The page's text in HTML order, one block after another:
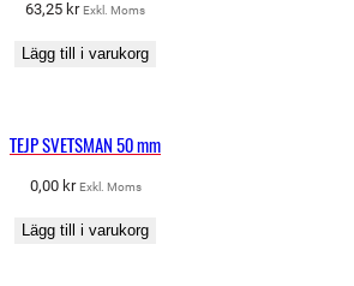
63,25 kr Exkl. Moms
Lägg till i varukorg
TEJP SVETSMAN 50 mm
0,00 kr Exkl. Moms
Lägg till i varukorg